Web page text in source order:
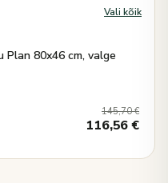
Vali kõik
Plan 80x46 cm, valge
145,70€
116,56€